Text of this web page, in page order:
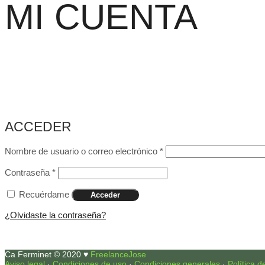
MI CUENTA
ACCEDER
Nombre de usuario o correo electrónico *
Contraseña *
Recuérdame Acceder
¿Olvidaste la contraseña?
Ca Ferminet © 2020 ♥ FreelanceJose